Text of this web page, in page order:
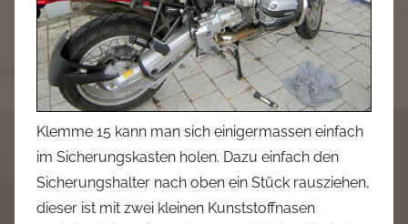
Klemme 15 kann man sich einigermassen einfach
im Sicherungskasten holen. Dazu einfach den
Sicherungshalter nach oben ein Stück rausziehen,
dieser ist mit zwei kleinen Kunststoffnasen